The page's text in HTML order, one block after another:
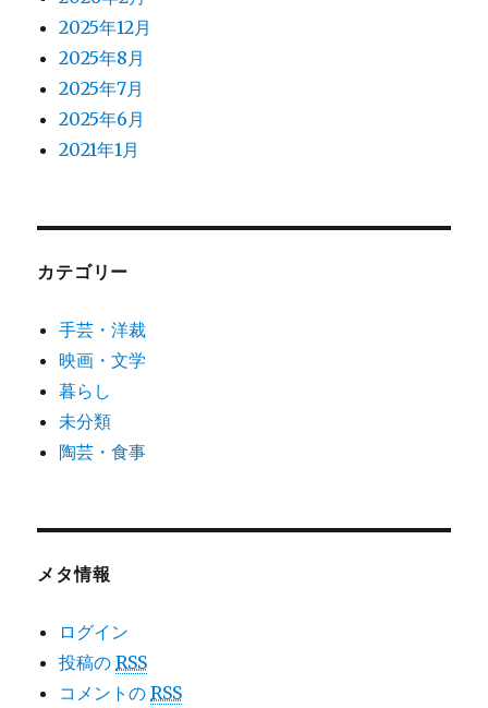
2025年12月
2025年8月
2025年7月
2025年6月
2021年1月
カテゴリー
手芸・洋裁
映画・文学
暮らし
未分類
陶芸・食事
メタ情報
ログイン
投稿のRSS
コメントのRSS